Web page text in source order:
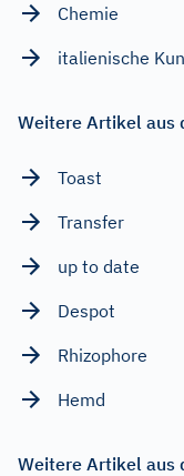
Chemie
italienische
Weitere Artikel aus
Toast
Transfer
up to date
Despot
Rhizophore
Hemd
Weitere Artikel aus